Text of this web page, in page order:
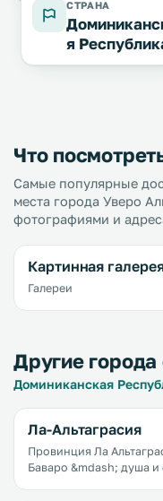
СТРАНА
я
Что
Самые популярные
места города Уверо
фотографиями и
Картинная
Галереи
Другие
Доминиканская
Ла-Альтаграсия
Провинция Ла
Баваро &mdash; душа и